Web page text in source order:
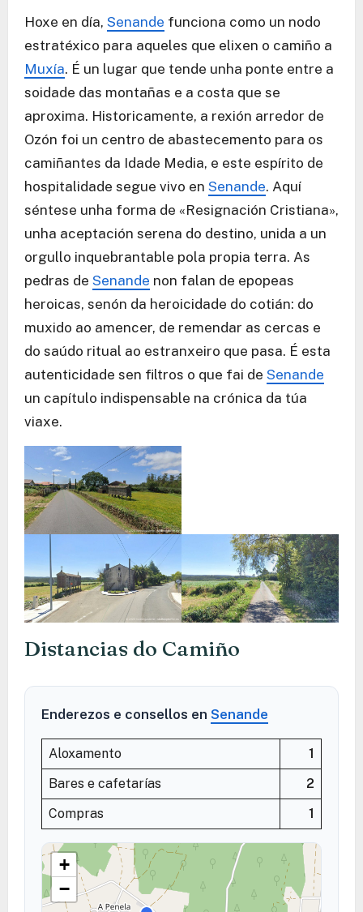
Hoxe en día, Senande funciona como un nodo
estratéxico para aqueles que elixen o camiño a
Muxía. É un lugar que tende unha ponte entre a
soidade das montañas e a costa que se
aproxima. Historicamente, a rexión arredor de
Ozón foi un centro de abastecemento para os
camiñantes da Idade Media, e este espírito de
hospitalidade segue vivo en Senande. Aquí
séntese unha forma de «Resignación Cristiana»,
unha aceptación serena do destino, unida a un
orgullo inquebrantable pola propia terra. As
pedras de Senande non falan de epopeas
heroicas, senón da heroicidade do cotián: do
muxido ao amencer, de remendar as cercas e
do saúdo ritual ao estranxeiro que pasa. É esta
autenticidade sen filtros o que fai de Senande
un capítulo indispensable na crónica da túa
viaxe.
Distancias do Camiño
Enderezos e consellos en Senande
Aloxamento
1
Bares e cafetarías
2
Compras
1
+
−